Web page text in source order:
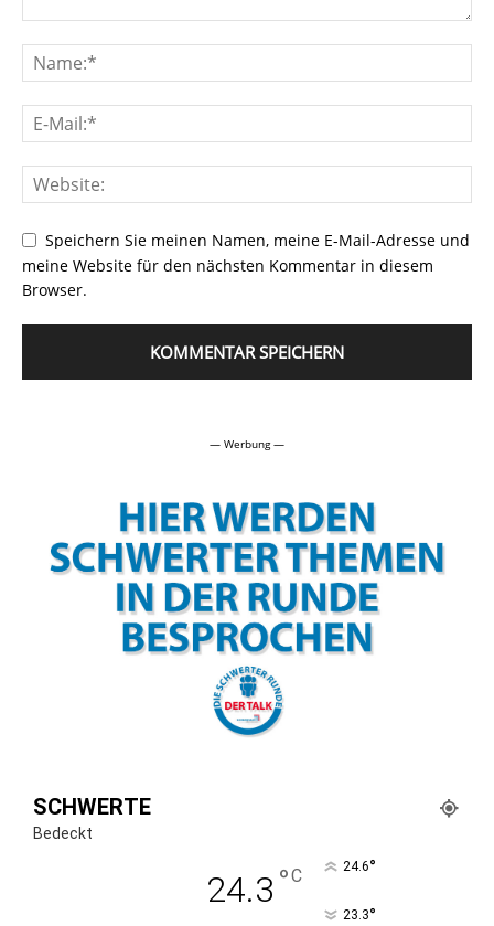
Speichern Sie meinen Namen, meine E-Mail-Adresse und
meine Website für den nächsten Kommentar in diesem
Browser.
— Werbung —
SCHWERTE
Bedeckt
24.3 °C 24.6°
23.3°